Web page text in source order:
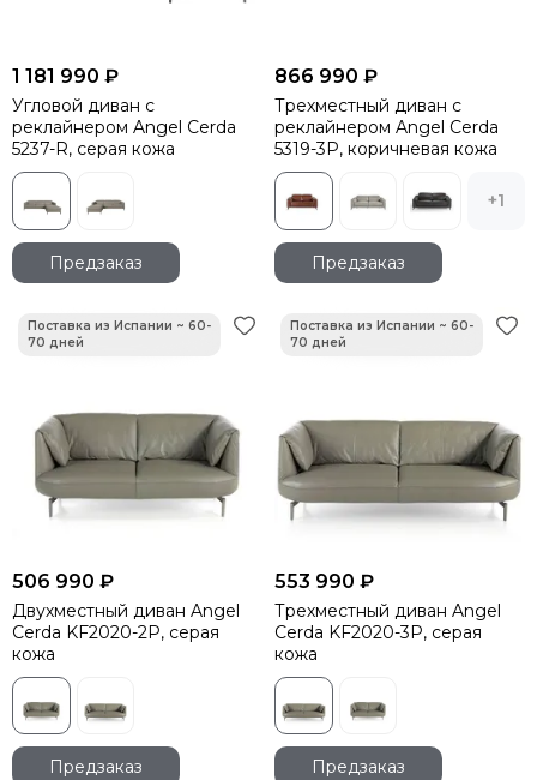
1 181 990 ₽
Угловой диван с
реклайнером Angel Cerda
5237-R, серая кожа
Предзаказ
866 990 ₽
Трехместный диван с
реклайнером Angel Cerda
5319-3P, коричневая кожа
+1
Предзаказ
506 990 ₽
Двухместный диван Angel
Cerda KF2020-2P, серая
кожа
Предзаказ
553 990 ₽
Трехместный диван Angel
Cerda KF2020-3P, серая
кожа
Предзаказ